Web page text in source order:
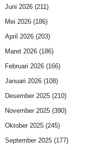
Juni 2026 (211)
Mei 2026 (186)
April 2026 (203)
Maret 2026 (186)
Februari 2026 (166)
Januari 2026 (108)
Desember 2025 (210)
November 2025 (390)
Oktober 2025 (245)
September 2025 (177)